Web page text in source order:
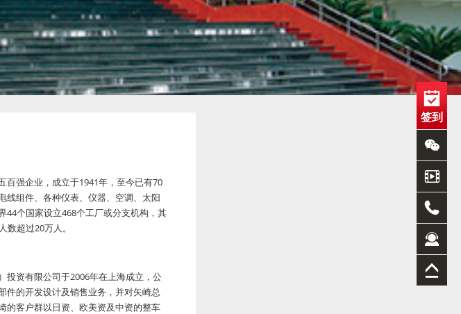
百强企业，成立于1941年，至今已有70
线组件、各种仪表、仪器、空调、太阳
44个国家设立468个工厂或分支机构，其
超过20万人。
资有限公司于2006年在上海成立，公
件的开发设计及销售业务，并对矢崎总
的客户群以日资、欧美资及中资的整车
签到